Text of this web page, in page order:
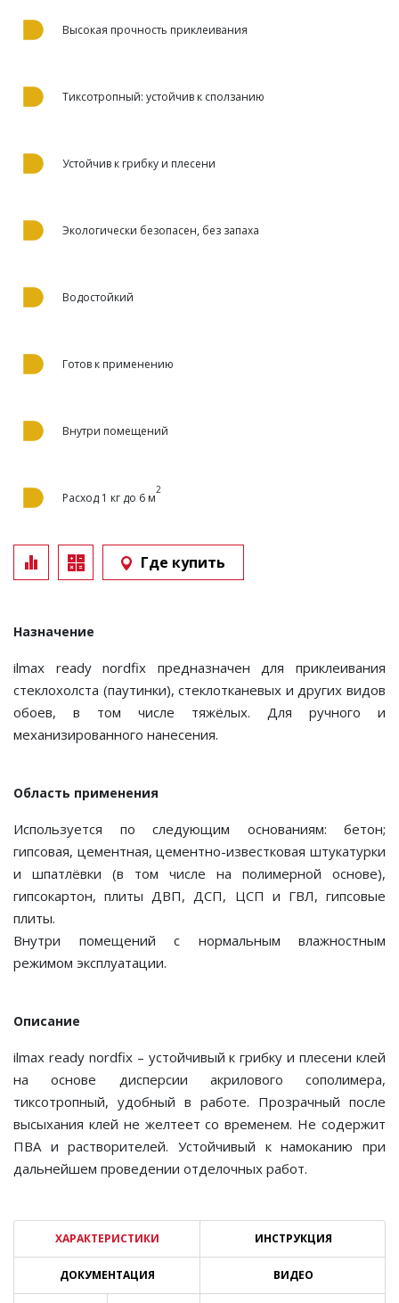
Высокая прочность приклеивания
Тиксотропный: устойчив к сползанию
Устойчив к грибку и плесени
Экологически безопасен, без запаха
Водостойкий
Готов к применению
Внутри помещений
Расход 1 кг до 6 м
2
Где купить
Назначение
ilmax ready nordfix предназначен для приклеивания
стеклохолста (паутинки), стеклотканевых и других видов
обоев, в том числе тяжёлых. Для ручного и
механизированного нанесения.
Область применения
Используется по следующим основаниям: бетон;
гипсовая, цементная, цементно-известковая штукатурки
и шпатлёвки (в том числе на полимерной основе),
гипсокартон, плиты ДВП, ДСП, ЦСП и ГВЛ, гипсовые
плиты.
Внутри помещений с нормальным влажностным
режимом эксплуатации.
Описание
ilmax ready nordfiх – устойчивый к грибку и плесени клей
на основе дисперсии акрилового сополимера,
тиксотропный, удобный в работе. Прозрачный после
высыхания клей не желтеет со временем. Не содержит
ПВА и растворителей. Устойчивый к намоканию при
дальнейшем проведении отделочных работ.
ХАРАКТЕРИСТИКИ ИНСТРУКЦИЯ
ДОКУМЕНТАЦИЯ ВИДЕО